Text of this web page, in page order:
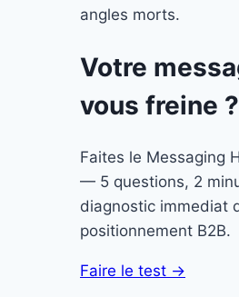
angles morts.
Votre
vous freine ?
Faites le Messaging
— 5 questions, 2
diagnostic immediat
positionnement B2B.
Faire le test →